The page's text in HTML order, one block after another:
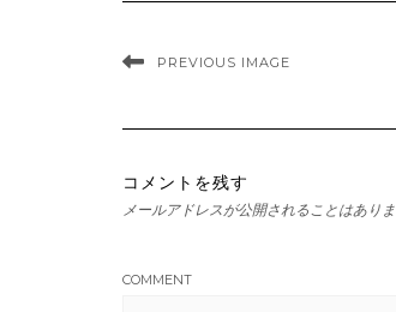
PREVIOUS IMAGE
コメントを残す
メールアドレスが公開されることはありま
COMMENT